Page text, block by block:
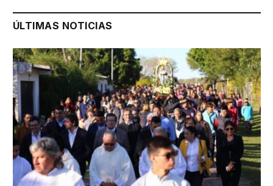
ÚLTIMAS NOTICIAS